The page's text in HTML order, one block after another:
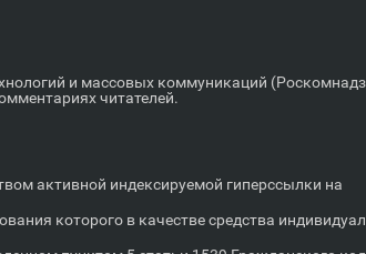
и массовых коммуникаций
читателей.
активной индексируемой гиперссылки на
которого в качестве средства